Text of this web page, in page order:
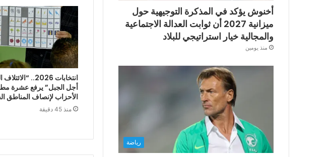
انتخابات 2026..
أجل الجبل” يرفع عشرة
الأحزاب لإنصاف المناطق
منذ 45 دقيقة
أخنوش يؤكد في المذكرة التوجيهية حول
ميزانية 2027 أن ثوابت العدالة الاجتماعية
والمجالية خيار استراتيجي للبلاد
منذ يومين
رياضة